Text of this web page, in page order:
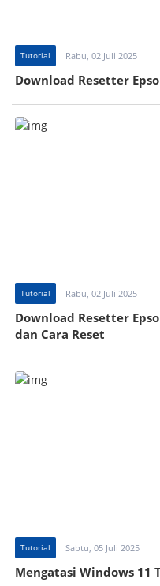
Tutorial Rabu, 02 Juli 2025
Download Resetter
Tutorial Rabu, 02 Juli 2025
Download Resetter
dan Cara Reset
Tutorial Sabtu, 05 Juli 2025
Mengatasi Windows 11